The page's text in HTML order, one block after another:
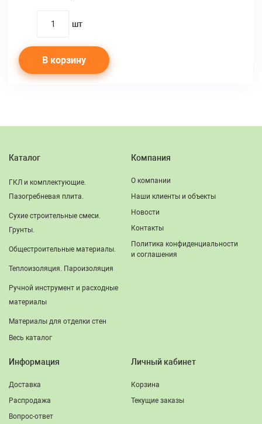
quantity
шт
В корзину
Каталог
ГКЛ и комплектующие.
Пазогребневая плита.
Сухие строительные смеси.
Грунты.
Общестроительные материалы.
Теплоизоляция. Пароизоляция
Ручной инструмент и расходные
материалы
Материалы для отделки стен
Весь каталог
Компания
О компании
Наши клиенты и объекты
Новости
Контакты
Политика конфиденциальности
и соглашения
Информация
Доставка
Распродажа
Вопрос-ответ
Личный кабинет
Корзина
Текущие заказы